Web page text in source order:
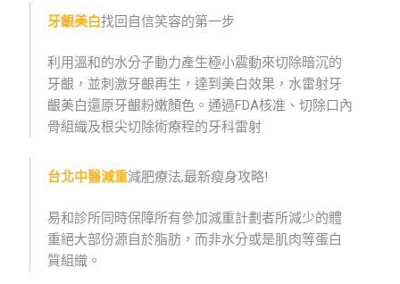
牙齦美白找回自信笑容的第一步
利用溫和的水分子動力產生極小震動來切除暗沉的
牙齦，並刺激牙齦再生，達到美白效果，水雷射牙
齦美白還原牙齦粉嫩顏色。通過FDA核准、切除口內
骨組織及根尖切除術療程的牙科雷射
台北中醫減重減肥療法,最新瘦身攻略!
易和診所同時保障所有參加減重計劃者所減少的體
重絕大部份源自於脂肪，而非水分或是肌肉等蛋白
質組織。